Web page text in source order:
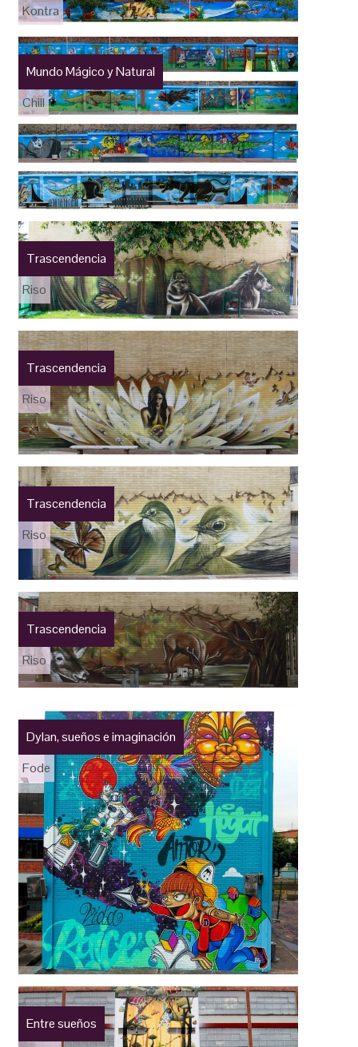
Kontra
Mundo Mágico y Natural
Chill
Trascendencia
Riso
Trascendencia
Riso
Trascendencia
Riso
Trascendencia
Riso
Dylan, sueños e imaginación
Fode
Entre sueños